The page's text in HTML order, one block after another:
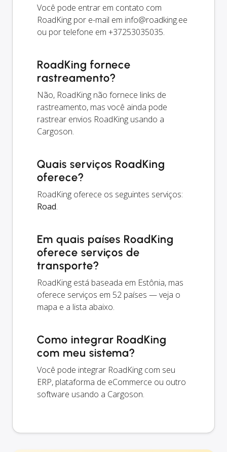
Você pode entrar em contato com
RoadKing por e-mail em info@roadking.ee
ou por telefone em +37253035035.
RoadKing fornece
rastreamento?
Não, RoadKing não fornece links de
rastreamento, mas você ainda pode
rastrear envios RoadKing usando a
Cargoson.
Quais serviços RoadKing
oferece?
RoadKing oferece os seguintes serviços:
Road.
Em quais países RoadKing
oferece serviços de
transporte?
RoadKing está baseada em Estônia, mas
oferece serviços em 52 países — veja o
mapa e a lista abaixo.
Como integrar RoadKing
com meu sistema?
Você pode integrar RoadKing com seu
ERP, plataforma de eCommerce ou outro
software usando a Cargoson.